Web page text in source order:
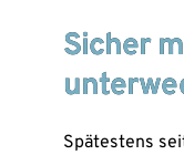
Sicher
Spätestens